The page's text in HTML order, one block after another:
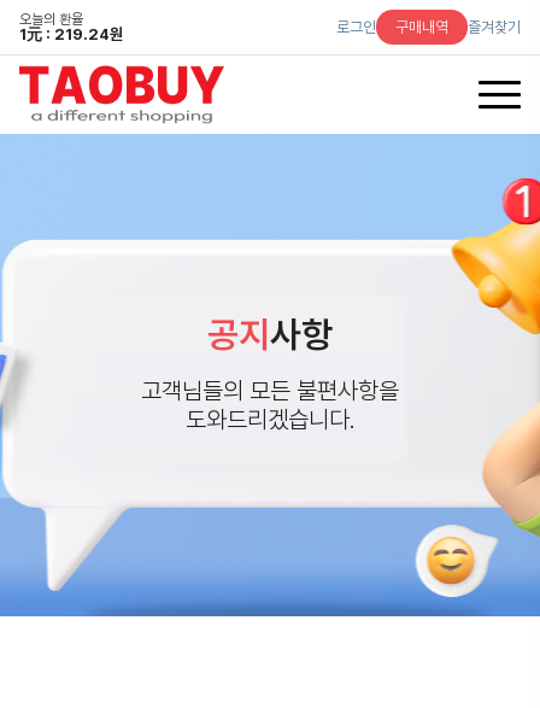
오늘의 환율
1元 : 219.24원 로그인 구매내역 즐겨찾기
공지 사항
고객님들의 모든 불편사항을
도와드리겠습니다.